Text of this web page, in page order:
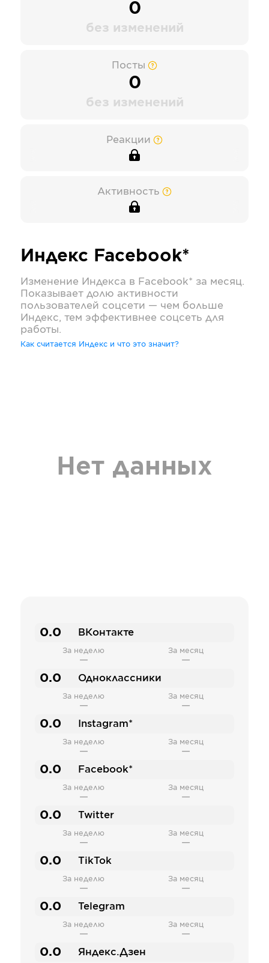
0
без изменений
Посты
0
без изменений
Реакции
Активность
Индекс Facebook*
Изменение Индекса в Facebook* за месяц.
Показывает долю активности
пользователей соцсети — чем больше
Индекс, тем эффективнее соцсеть для
работы.
Как считается Индекс и что это значит?
Нет данных
0.0 ВКонтакте
За неделю
—
За месяц
—
0.0 Одноклассники
За неделю
—
За месяц
—
0.0 Instagram*
За неделю
—
За месяц
—
0.0 Facebook*
За неделю
—
За месяц
—
0.0 Twitter
За неделю
—
За месяц
—
0.0 TikTok
За неделю
—
За месяц
—
0.0 Telegram
За неделю
—
За месяц
—
0.0 Яндекс.Дзен